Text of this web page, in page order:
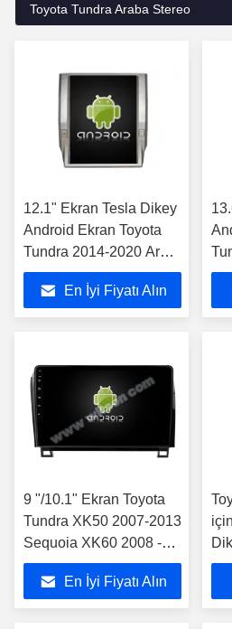
Toyota Tundra Araba Stereo
12.1" Ekran Tesla Dikey
Android Ekran Toyota
Tundra 2014-2020 Araç
Multimedia Stereo GPS
Carplay Player
En İyi Fiyatı Alın
9 "/10.1" Ekran Toyota
Tundra XK50 2007-2013
Sequoia XK60 2008 -
2017 Araba Multimedya
StereoEn İyi Fiyatı Alın